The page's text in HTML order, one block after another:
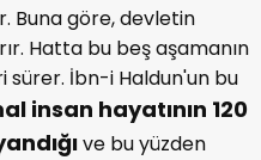
Buna göre, devletin
Hatta bu beş aşamanın
sürer. İbn-i Haldun'un bu
insan hayatının 120
ve bu yüzden